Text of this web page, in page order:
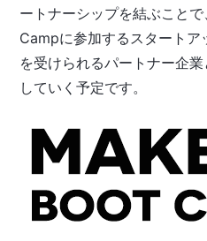
ートナーシップを結ぶこと
Campに参加するスタートア
を受けられるパートナー企
していく予定です。